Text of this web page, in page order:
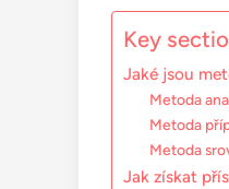
Key
Jaké jsou
Metoda
Metoda
Metoda
Jak získat